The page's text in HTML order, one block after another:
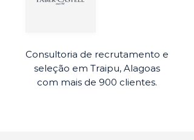
Consultoria de recrutamento e
seleção em Traipu, Alagoas
com mais de 900 clientes.